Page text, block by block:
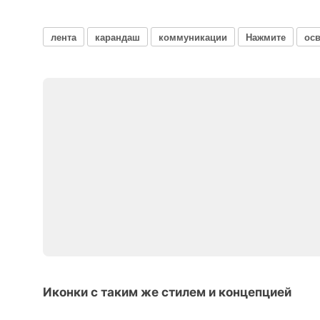
лента карандаш коммуникации Нажмите
Иконки с таким же стилем и концепцией